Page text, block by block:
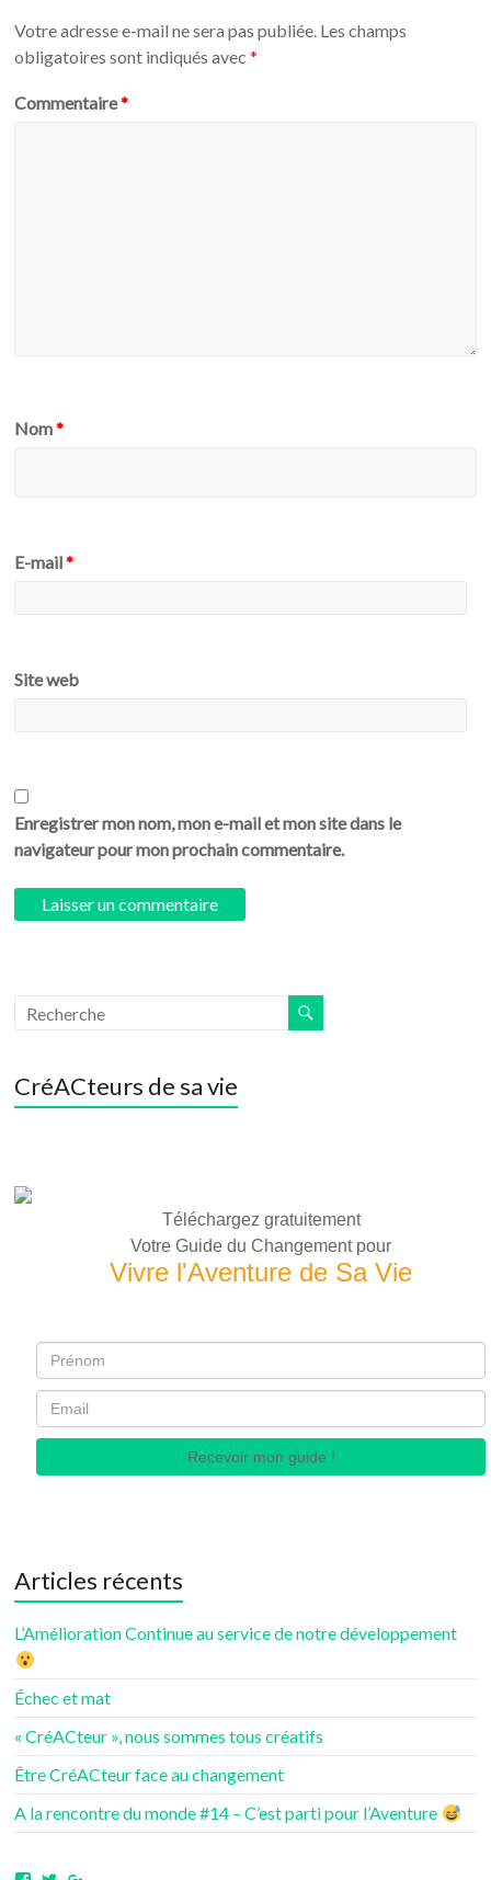
Votre adresse e-mail ne sera pas publiée. Les champs
obligatoires sont indiqués avec*
Commentaire*
Nom*
E-mail*
Site web
Enregistrer mon nom, mon e-mail et mon site dans le
navigateur pour mon prochain commentaire.
CréACteurs de sa vie
Téléchargez gratuitement
Votre Guide du Changement pour
Vivre l'Aventure de Sa Vie
Recevoir mon guide !
Articles récents
L’Amélioration Continue au service de notre développement
Échec et mat
« CréACteur », nous sommes tous créatifs
Être CréACteur face au changement
A la rencontre du monde #14 – C’est parti pour l’Aventure